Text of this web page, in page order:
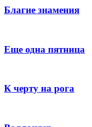
Благие знамения
Еще одна пятница
К черту на рога